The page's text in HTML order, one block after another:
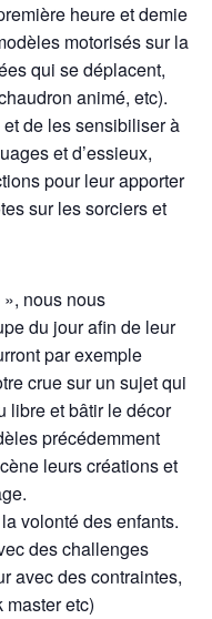
heure et demie
motorisés sur la
qui se déplacent,
animé, etc).
de les sensibiliser à
et d’essieux,
pour leur apporter
sur les sorciers et
nous nous
du jour afin de leur
par exemple
crue sur un sujet qui
libre et bâtir le décor
précédemment
leurs créations et
volonté des enfants.
des challenges
avec des contraintes,
master etc)